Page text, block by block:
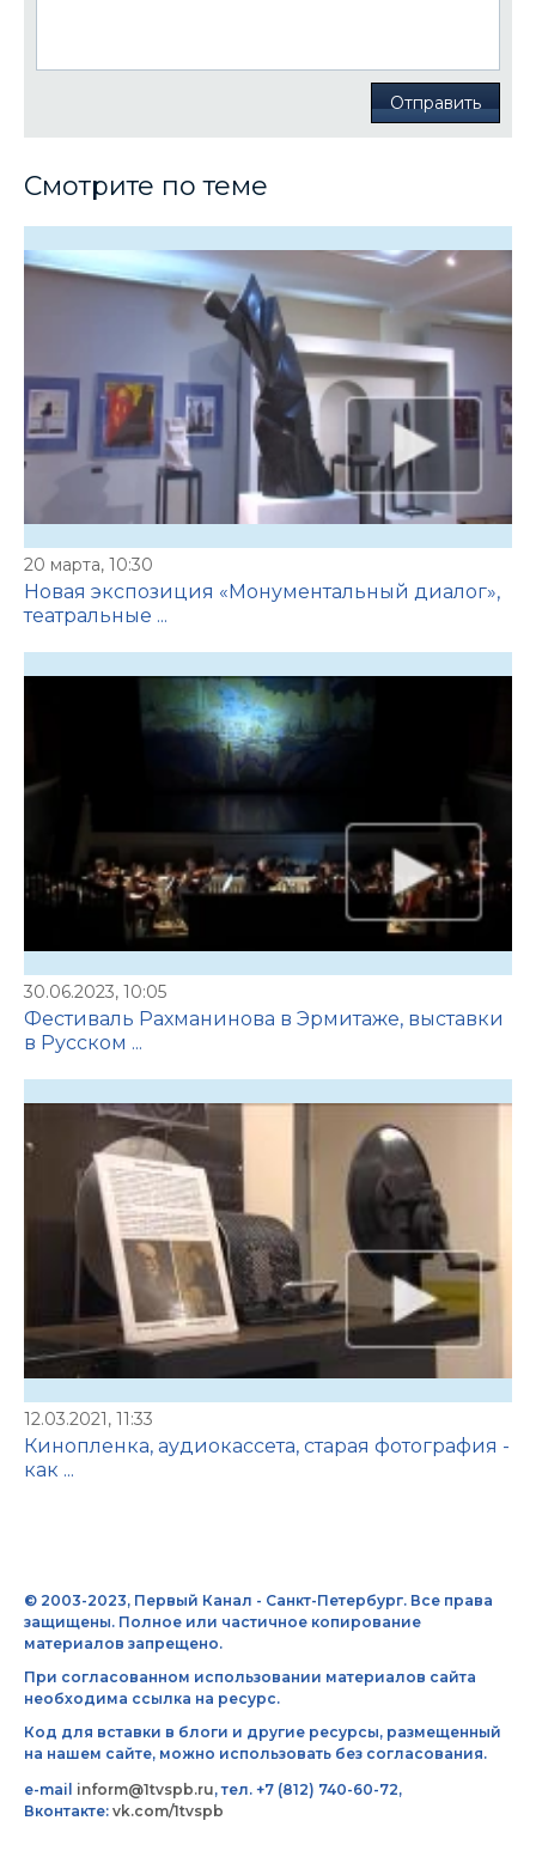
Отправить
Смотрите по теме
20 марта, 10:30
Новая экспозиция «Монументальный диалог»,
театральные ...
30.06.2023, 10:05
Фестиваль Рахманинова в Эрмитаже, выставки
в Русском ...
12.03.2021, 11:33
Кинопленка, аудиокассета, старая фотография -
как ...
© 2003-2023, Первый Канал - Санкт-Петербург. Все права
защищены. Полное или частичное копирование
материалов запрещено.
При согласованном использовании материалов сайта
необходима ссылка на ресурс.
Код для вставки в блоги и другие ресурсы, размещенный
на нашем сайте, можно использовать без согласования.
e-mail inform@1tvspb.ru, тел. +7 (812) 740-60-72,
Вконтакте: vk.com/1tvspb